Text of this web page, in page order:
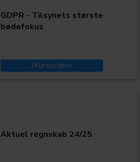
GDPR - Tilsynets største
bødefokus
1Kursustimer
Aktuel regnskab 24/25